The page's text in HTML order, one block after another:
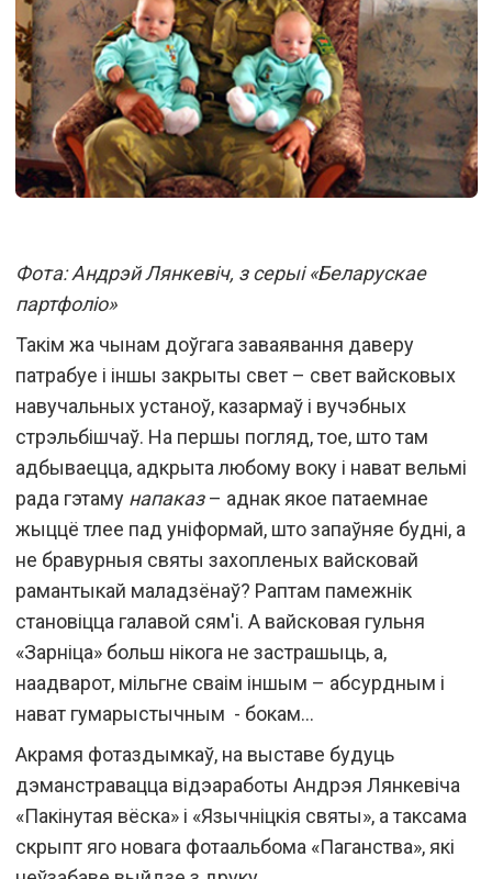
Фота: Андрэй Лянкевіч, з серыі «Беларускае
партфоліо»
Такім жа чынам доўгага заваявання даверу
патрабуе і іншы закрыты свет – свет вайсковых
навучальных устаноў, казармаў і вучэбных
стрэльбішчаў. На першы погляд, тое, што там
адбываецца, адкрыта любому воку і нават вельмі
рада гэтаму напаказ– аднак якое патаемнае
жыццё тлее пад уніформай, што запаўняе будні, а
не бравурныя святы захопленых вайсковай
рамантыкай маладзёнаў? Раптам памежнік
становіцца галавой сям'і. А вайсковая гульня
«Зарніца» больш нікога не застрашыць, а,
наадварот, мільгне сваім іншым – абсурдным і
нават гумарыстычным - бокам…
Акрамя фотаздымкаў, на выставе будуць
дэманстравацца відэаработы Андрэя Лянкевіча
«Пакінутая вёска» і «Язычніцкія святы», а таксама
скрыпт яго новага фотаальбома «Паганства», які